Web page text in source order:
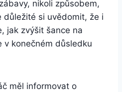
nikoli způsobem,
důležité si uvědomit, že i
jak zvýšit šance na
v konečném důsledku
měl informovat o